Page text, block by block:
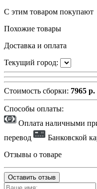
С этим товаром покупают
Похожие товары
Доставка и оплата
Текущий город:
Стоимость сборки: 7965 р.
Способы оплаты:
Оплата наличными
перевод
Банковской
Отзывы о товаре
Оставить отзыв